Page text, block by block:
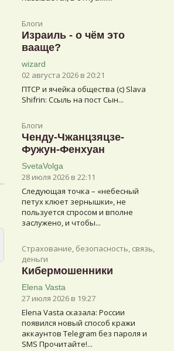
Блоги
Израиль - о чём это
вааще?
wizard
02 августа 2026 в 20:21
ПТСР и ячейка общества (с) Slava
Shifrin: Ссыль на пост Сын...
Блоги
Ченду-Чжанцзяцзе-
Фужун-Фенхуан
SvetaVolga
28 июля 2026 в 22:11
Следующая точка – «небесный
петух клюет зернышки», не
пользуется спросом и вполне
заслужено, и чтобы...
Страхование, безопасность, связь,
деньги
Кибермошенники
Elena Vasta
27 июля 2026 в 19:27
Elena Vasta сказалa: России
появился новый способ кражи
аккаунтов Telegram без пароля и
SMS Прочитайте!...